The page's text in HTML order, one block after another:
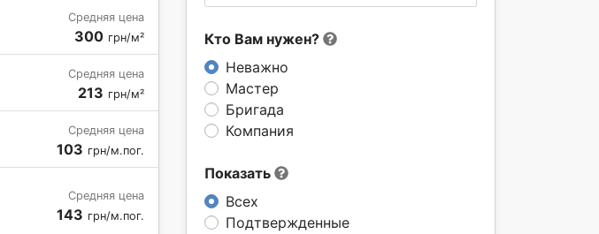
Кто Вам нужен?
Неважно
Мастер
Бригада
Компания
Показать
Всех
Подтвержденные
Средняя цена
300 грн/м²
Средняя цена
213 грн/м²
Средняя цена
103 грн/м.пог.
Средняя цена
143 грн/м.пог.